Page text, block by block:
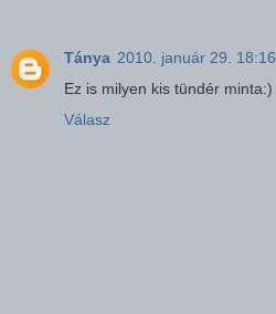
Tánya 2010. január 29. 18:16
Ez is milyen kis tündér minta:)
Válasz